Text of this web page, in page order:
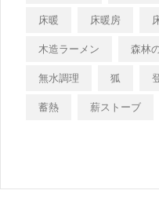
床暖 床暖房
木造ラーメン 森林
無水調理 狐
蓄熱 薪ストーブ